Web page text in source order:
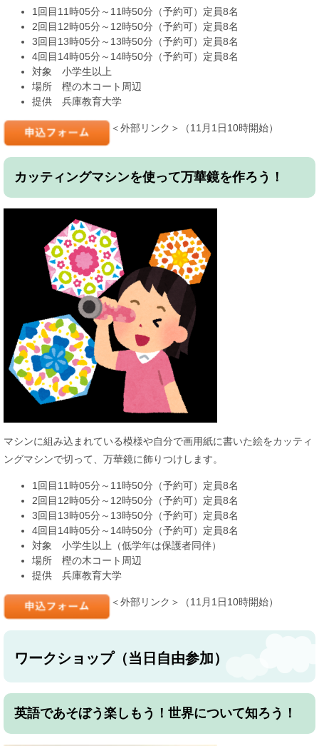
1回目11時05分～11時50分（予約可）定員8名
2回目12時05分～12時50分（予約可）定員8名
3回目13時05分～13時50分（予約可）定員8名
4回目14時05分～14時50分（予約可）定員8名
対象 小学生以上
場所 樫の木コート周辺
提供 兵庫教育大学
＜外部リンク＞ ​（11月1日10時開始）
カッティングマシンを使って万華鏡を作ろう！
マシンに組み込まれている模様や自分で画用紙に書いた絵をカッティ
ングマシンで切って、万華鏡に飾りつけします。
1回目11時05分～11時50分（予約可）定員8名
2回目12時05分～12時50分（予約可）定員8名
3回目13時05分～13時50分（予約可）定員8名
4回目14時05分～14時50分（予約可）定員8名
対象 小学生以上（低学年は保護者同伴）
場所 樫の木コート周辺
提供 兵庫教育大学
＜外部リンク＞ ​（11月1日10時開始）
ワークショップ（当日自由参加）
英語であそぼう楽しもう！世界について知ろう！